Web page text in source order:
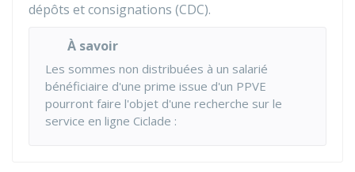
dépôts et consignations (CDC).
À savoir
Les sommes non distribuées à un salarié
bénéficiaire d'une prime issue d'un PPVE
pourront faire l'objet d'une recherche sur le
service en ligne Ciclade :